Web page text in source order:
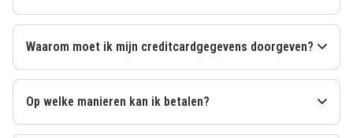
Waarom moet ik mijn creditcardgegevens doorgeven?
Op welke manieren kan ik betalen?